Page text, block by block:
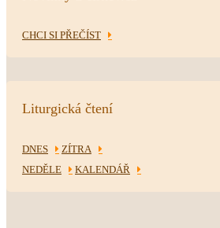
CHCI SI PŘEČÍST
Liturgická čtení
DNES
ZÍTRA
NEDĚLE
KALENDÁŘ